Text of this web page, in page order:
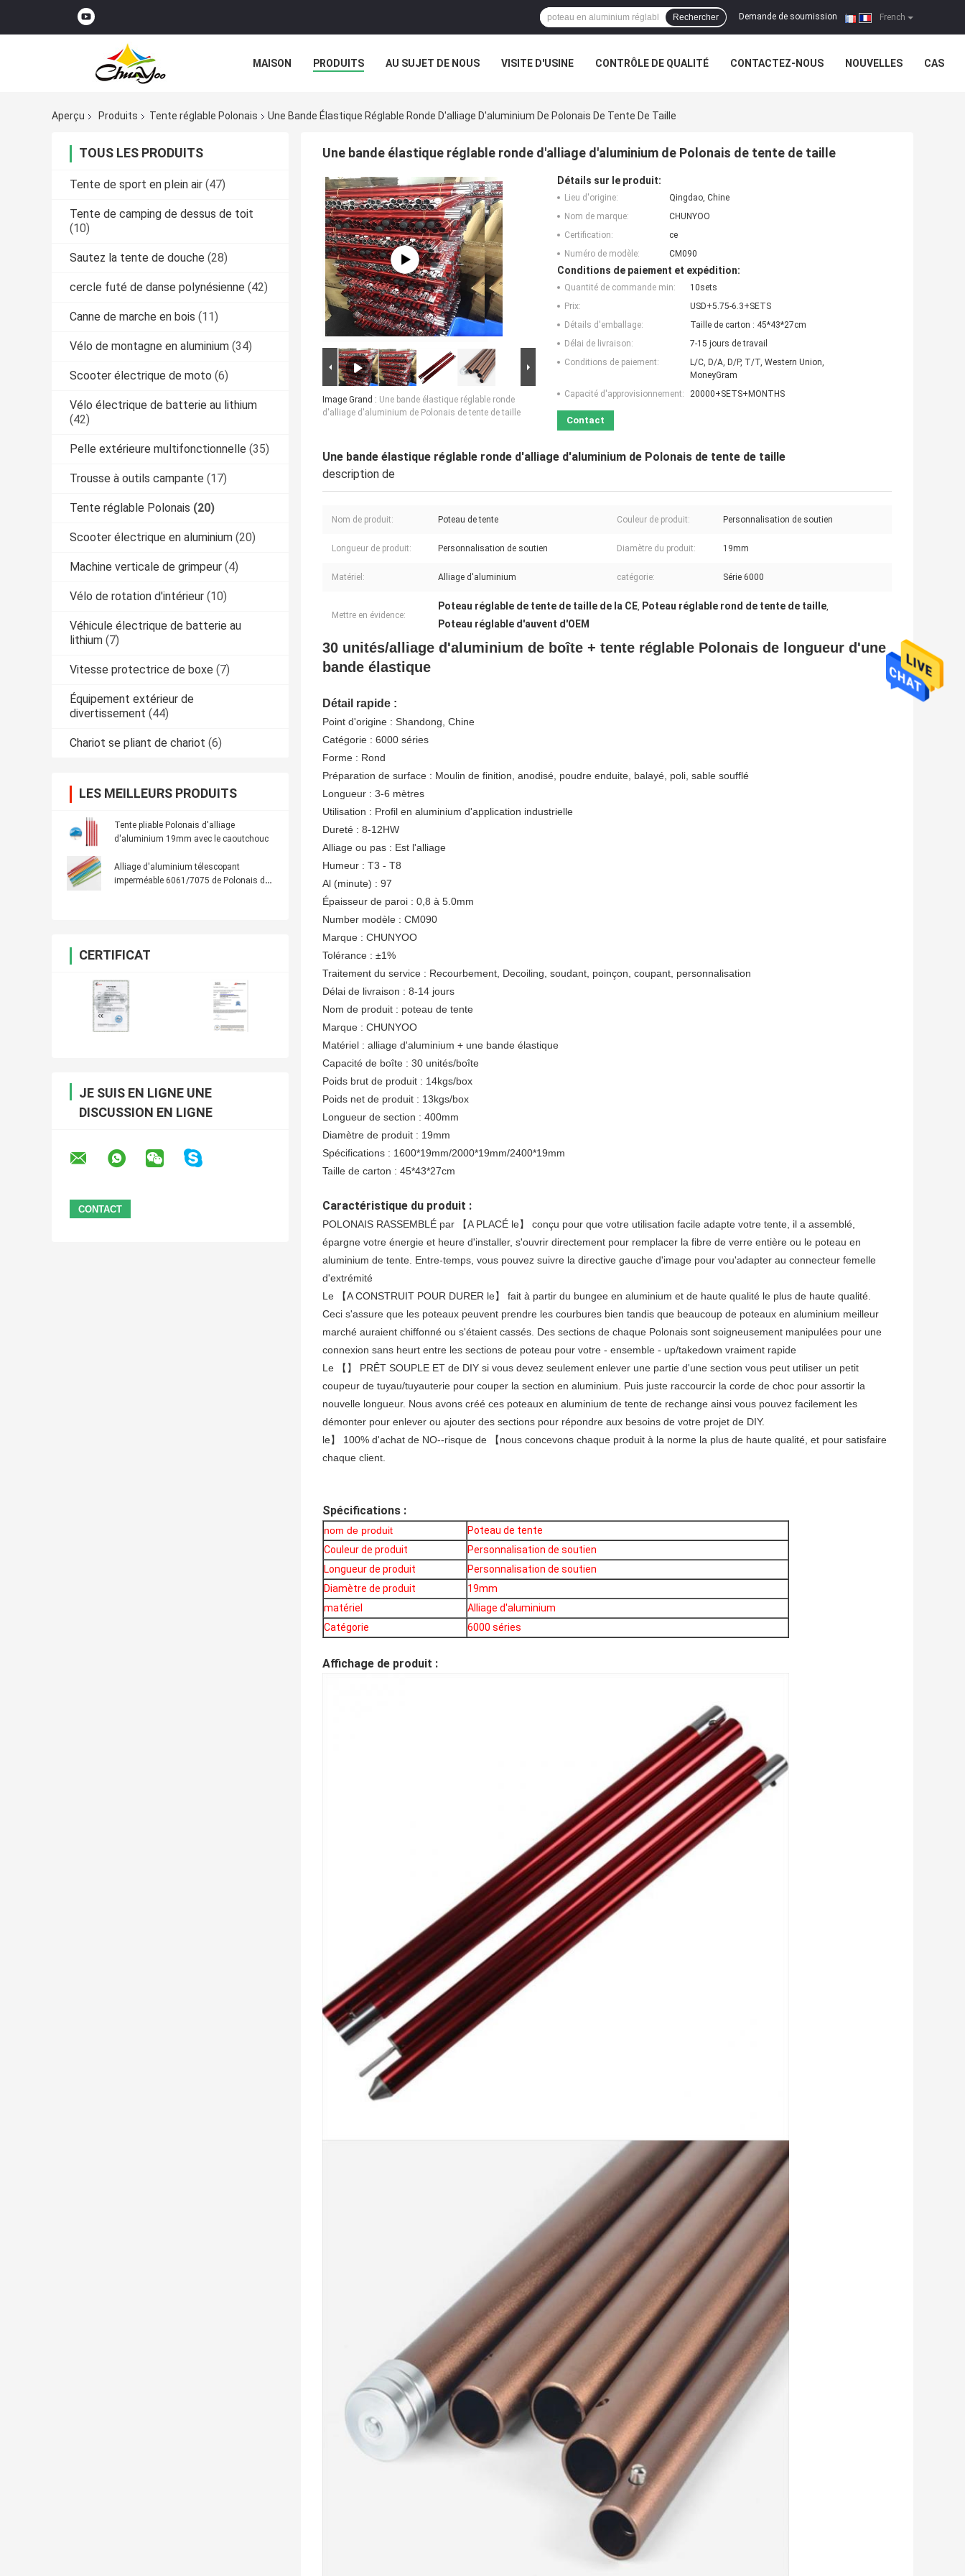
French
Demande de soumission |
Rechercher
MAISON PRODUITS AU SUJET DE NOUS VISITE D'USINE CONTRÔLE DE QUALITÉ CONTACTEZ-NOUS NOUVELLES CAS
Aperçu Produits Tente réglable Polonais Une Bande Élastique Réglable Ronde D'alliage D'aluminium De Polonais De Tente De Taille
TOUS LES PRODUITS
Tente de sport en plein air (47)
Tente de camping de dessus de toit
(10)
Sautez la tente de douche (28)
cercle futé de danse polynésienne (42)
Canne de marche en bois (11)
Vélo de montagne en aluminium (34)
Scooter électrique de moto (6)
Vélo électrique de batterie au lithium
(42)
Pelle extérieure multifonctionnelle (35)
Trousse à outils campante (17)
Tente réglable Polonais (20)
Scooter électrique en aluminium (20)
Machine verticale de grimpeur (4)
Vélo de rotation d'intérieur (10)
Véhicule électrique de batterie au
lithium (7)
Vitesse protectrice de boxe (7)
Équipement extérieur de
divertissement (44)
Chariot se pliant de chariot (6)
LES MEILLEURS PRODUITS
Tente pliable Polonais d'alliage
d'aluminium 19mm avec le caoutchouc
Alliage d'aluminium télescopant
imperméable 6061/7075 de Polonais de
CERTIFICAT
JE SUIS EN LIGNE UNE
DISCUSSION EN LIGNE
Une bande élastique réglable ronde d'alliage d'aluminium de Polonais de tente de taille
Image Grand : Une bande élastique réglable ronde
d'alliage d'aluminium de Polonais de tente de taille
Détails sur le produit:
Lieu d'origine:
Qingdao, Chine
Nom de marque:
CHUNYOO
Certification:
ce
Numéro de modèle:
CM090
Conditions de paiement et expédition:
Quantité de commande min:
10sets
Prix:
USD+5.75-6.3+SETS
Détails d'emballage:
Taille de carton : 45*43*27cm
Délai de livraison:
7-15 jours de travail
Conditions de paiement:
L/C, D/A, D/P, T/T, Western Union,
MoneyGram
Capacité d'approvisionnement:
20000+SETS+MONTHS
Contact
Une bande élastique réglable ronde d'alliage d'aluminium de Polonais de tente de taille
description de
Nom de produit: Poteau de tente Couleur de produit: Personnalisation de soutien
Longueur de produit: Personnalisation de soutien Diamètre du produit: 19mm
Matériel: Alliage d'aluminium catégorie: Série 6000
Mettre en évidence:
Poteau réglable de tente de taille de la CE, Poteau réglable rond de tente de taille,
Poteau réglable d'auvent d'OEM
30 unités/alliage d'aluminium de boîte + tente réglable Polonais de longueur d'une
bande élastique
Détail rapide :
Point d'origine : Shandong, Chine
Catégorie : 6000 séries
Forme : Rond
Préparation de surface : Moulin de finition, anodisé, poudre enduite, balayé, poli, sable soufflé
Longueur : 3-6 mètres
Utilisation : Profil en aluminium d'application industrielle
Dureté : 8-12HW
Alliage ou pas : Est l'alliage
Humeur : T3 - T8
Al (minute) : 97
Épaisseur de paroi : 0,8 à 5.0mm
Number modèle : CM090
Marque : CHUNYOO
Tolérance : ±1%
Traitement du service : Recourbement, Decoiling, soudant, poinçon, coupant, personnalisation
Délai de livraison : 8-14 jours
Nom de produit : poteau de tente
Marque : CHUNYOO
Matériel : alliage d'aluminium + une bande élastique
Capacité de boîte : 30 unités/boîte
Poids brut de produit : 14kgs/box
Poids net de produit : 13kgs/box
Longueur de section : 400mm
Diamètre de produit : 19mm
Spécifications : 1600*19mm/2000*19mm/2400*19mm
Taille de carton : 45*43*27cm
Caractéristique du produit :
POLONAIS RASSEMBLÉ par 【A PLACÉ le】 conçu pour que votre utilisation facile adapte votre tente, il a assemblé,
épargne votre énergie et heure d'installer, s'ouvrir directement pour remplacer la fibre de verre entière ou le poteau en
aluminium de tente. Entre-temps, vous pouvez suivre la directive gauche d'image pour vou'adapter au connecteur femelle
d'extrémité
Le 【A CONSTRUIT POUR DURER le】 fait à partir du bungee en aluminium et de haute qualité le plus de haute qualité.
Ceci s'assure que les poteaux peuvent prendre les courbures bien tandis que beaucoup de poteaux en aluminium meilleur
marché auraient chiffonné ou s'étaient cassés. Des sections de chaque Polonais sont soigneusement manipulées pour une
connexion sans heurt entre les sections de poteau pour votre - ensemble - up/takedown vraiment rapide
Le 【】 PRÊT SOUPLE ET de DIY si vous devez seulement enlever une partie d'une section vous peut utiliser un petit
coupeur de tuyau/tuyauterie pour couper la section en aluminium. Puis juste raccourcir la corde de choc pour assortir la
nouvelle longueur. Nous avons créé ces poteaux en aluminium de tente de rechange ainsi vous pouvez facilement les
démonter pour enlever ou ajouter des sections pour répondre aux besoins de votre projet de DIY.
le】 100% d'achat de NO--risque de 【nous concevons chaque produit à la norme la plus de haute qualité, et pour satisfaire
chaque client.
Spécifications :
nom de produit
Poteau de tente
Couleur de produit
Personnalisation de soutien
Longueur de produit
Personnalisation de soutien
Diamètre de produit
19mm
matériel
Alliage d'aluminium
Catégorie
6000 séries
Affichage de produit :